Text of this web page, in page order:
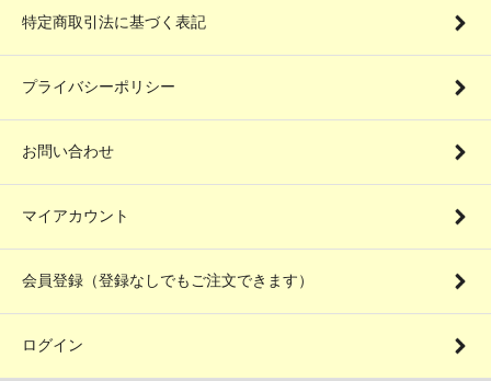
特定商取引法に基づく表記
プライバシーポリシー
お問い合わせ
マイアカウント
会員登録（登録なしでもご注文できます）
ログイン